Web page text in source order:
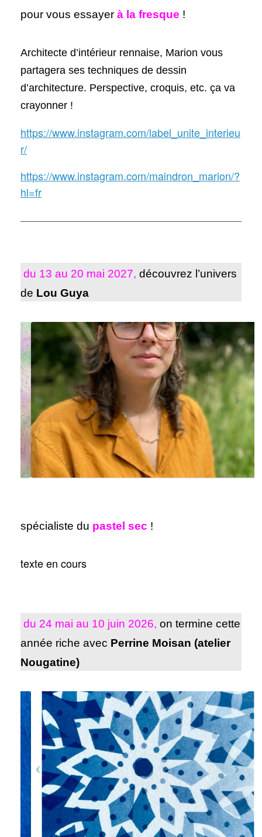
pour vous essayer à la fresque !
Architecte d’intérieur rennaise, Marion vous
partagera ses techniques de dessin
d’architecture. Perspective, croquis, etc. ça va
crayonner !
https://www.instagram.com/label_unite_interieu
r/
https://www.instagram.com/maindron_marion/?
hl=fr
du 13 au 20 mai 2027, découvrez l’univers
de Lou Guya
spécialiste du pastel sec !
texte en cours
du 24 mai au 10 juin 2026, on termine cette
année riche avec Perrine Moisan (atelier
Nougatine)